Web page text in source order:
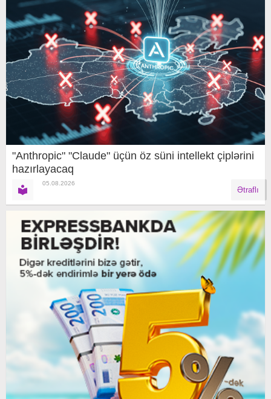
"Anthropic" "Claude" üçün öz süni intellekt çiplərini
hazırlayacaq
05.08.2026
Ətraflı